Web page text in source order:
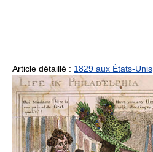
Article détaillé : 1829 aux États-Unis